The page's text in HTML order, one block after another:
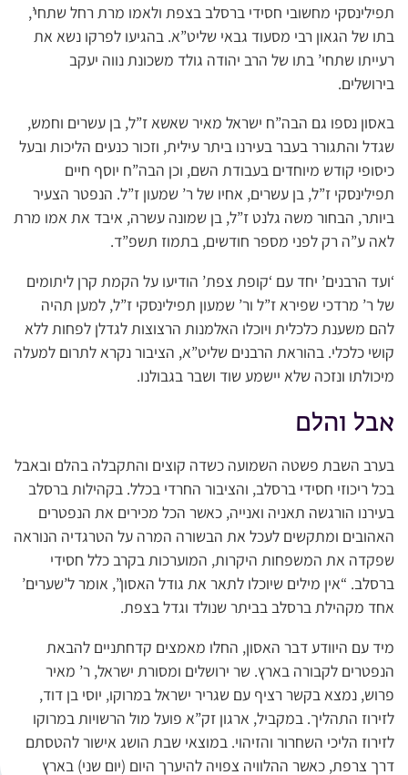
תפילינסקי מחשובי חסידי ברסלב בצפת ולאמו מרת רחל שתחי’,
בתו של הגאון רבי מסעוד גבאי שליט”א. בהגיעו לפרקו נשא את
רעייתו שתחי’ בתו של הרב יהודה גולד משכונת נווה יעקב
בירושלים.
באסון נספו גם הבה”ח ישראל מאיר שאשא ז”ל, בן עשרים וחמש,
שגדל והתגורר בעבר בעירנו ביתר עילית, וזכור כנעים הליכות ובעל
כיסופי קודש מיוחדים בעבודת השם, וכן הבה”ח יוסף חיים
תפילינסקי ז”ל, בן עשרים, אחיו של ר’ שמעון ז”ל. הנפטר הצעיר
ביותר, הבחור משה גלנט ז”ל, בן שמונה עשרה, איבד את אמו מרת
לאה ע”ה רק לפני מספר חודשים, בתמוז תשפ”ד.
‘ועד הרבנים’ יחד עם ‘קופת צפת’ הודיעו על הקמת קרן ליתומים
של ר’ מרדכי שפירא ז”ל ור’ שמעון תפילינסקי ז”ל, למען תהיה
להם משענת כלכלית ויוכלו האלמנות הרצוצות לגדלן לפחות ללא
קושי כלכלי. בהוראת הרבנים שליט”א, הציבור נקרא לתרום למעלה
מיכולתו ונזכה שלא יישמע שוד ושבר בגבולנו.
אבל והלם
בערב השבת פשטה השמועה כשדה קוצים והתקבלה בהלם ובאבל
בכל ריכוזי חסידי ברסלב, והציבור החרדי בכלל. בקהילות ברסלב
בעירנו הורגשה תאניה ואנייה, כאשר הכל מכירים את הנפטרים
האהובים ומתקשים לעכל את הבשורה המרה על הטרגדיה הנוראה
שפקדה את המשפחות היקרות, המוערכות בקרב כלל חסידי
ברסלב. “אין מילים שיוכלו לתאר את גודל האסון”, אומר ל’שערים’
אחד מקהילת ברסלב בביתר שנולד וגדל בצפת.
מיד עם היוודע דבר האסון, החלו מאמצים קדחתניים להבאת
הנפטרים לקבורה בארץ. שר ירושלים ומסורת ישראל, ר’ מאיר
פרוש, נמצא בקשר רציף עם שגריר ישראל במרוקו, יוסי בן דוד,
לזירוז התהליך. במקביל, ארגון זק”א פועל מול הרשויות במרוקו
לזירוז הליכי השחרור והזיהוי. במוצאי שבת הושג אישור להטסתם
דרך צרפת, כאשר ההלוויה צפויה להיערך היום (יום שני) בארץ